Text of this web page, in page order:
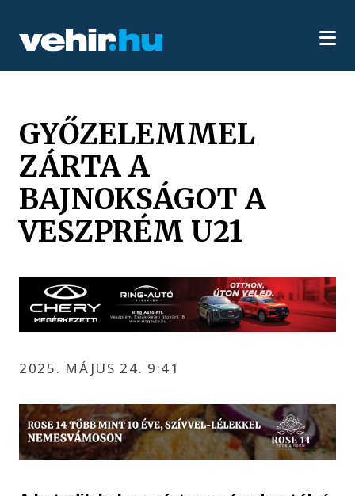
GYŐZELEMMEL
ZÁRTA A
BAJNOKSÁGOT A
VESZPRÉM U21
2025. MÁJUS 24. 9:41